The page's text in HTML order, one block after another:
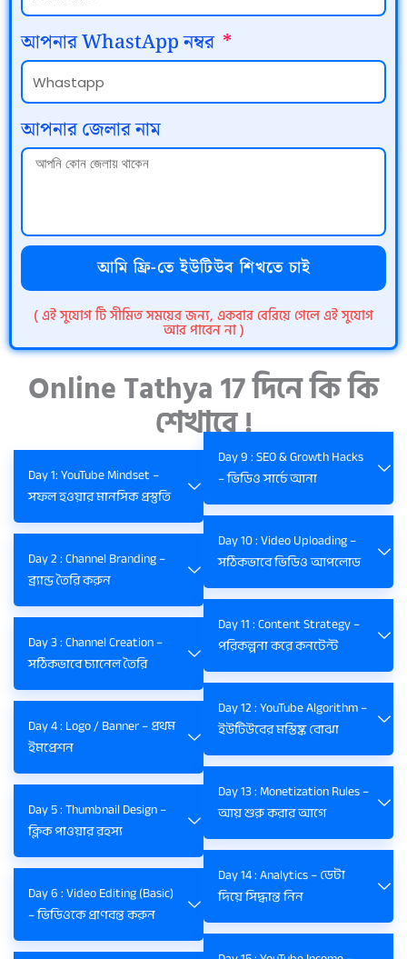
আপনার WhastApp নম্বর
আপনার জেলার নাম
আমি ফ্রি-তে ইউটিউব শিখতে চাই
( এই সুযোগ টি সীমিত সময়ের জন্য, একবার বেরিয়ে গেলে এই সুযোগ
আর পাবেন না )
Online Tathya 17 দিনে কি কি
শেখাবে !
Day 1: YouTube Mindset –
সফল হওয়ার মানসিক প্রস্তুতি
Day 2 : Channel Branding –
ব্র্যান্ড তৈরি করুন
Day 3 : Channel Creation –
সঠিকভাবে চ্যানেল তৈরি
Day 4 : Logo / Banner – প্রথম
ইমপ্রেশন
Day 5 : Thumbnail Design –
ক্লিক পাওয়ার রহস্য
Day 6 : Video Editing (Basic)
– ভিডিওকে প্রাণবন্ত করুন
Day 9 : SEO & Growth Hacks
– ভিডিও সার্চে আনা
Day 10 : Video Uploading –
সঠিকভাবে ভিডিও আপলোড
Day 11 : Content Strategy –
পরিকল্পনা করে কনটেন্ট
Day 12 : YouTube Algorithm –
ইউটিউবের মস্তিষ্ক বোঝা
Day 13 : Monetization Rules –
আয় শুরু করার আগে
Day 14 : Analytics – ডেটা
দিয়ে সিদ্ধান্ত নিন